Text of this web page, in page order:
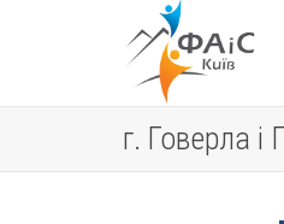
г. Говерла